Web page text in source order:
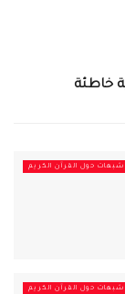
خاطئة
شبهات حول القرآن الكريم
شبهات حول القرآن الكريم